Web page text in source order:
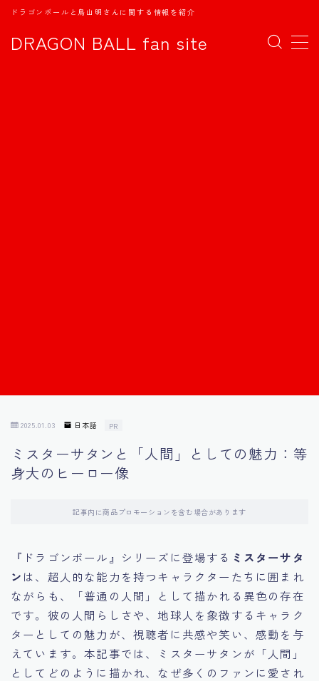
DRAGON BALL fan site
ドラゴンボールと鳥山明さんに関する情報を紹介
MENU
Português
2025.01.03 日本語 PR
ミスターサタンと「人間」としての魅力：等
身大のヒーロー像
記事内に商品プロモーションを含む場合があります
『ドラゴンボール』シリーズに登場する ミスターサタ
ン は、超人的な能力を持つキャラクターたちに囲まれ
ながらも、「普通の人間」として描かれる異色の存在
です。彼の人間らしさや、地球人を象徴するキャラク
ターとしての魅力が、視聴者に共感や笑い、感動を与
えています。本記事では、ミスターサタンが「人間」
としてどのように描かれ、なぜ多くのファンに愛され